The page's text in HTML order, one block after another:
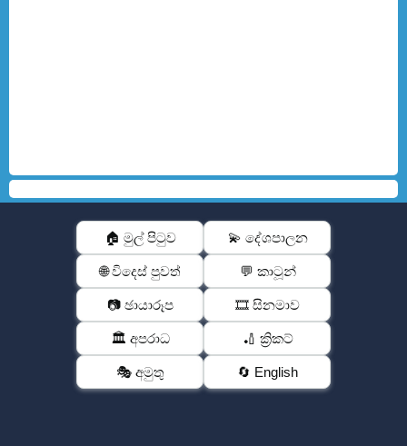
🏠 මුල් පිටුව 💫 දේශපාලන
🌐 විදෙස් පුවත් 💬 කාටූන්
📷 ඡායාරූප 🎞️ සිනමාව
🏛️ අපරාධ 🏏 ක්‍රිකට්
🎭 අමුතු 🔄 English